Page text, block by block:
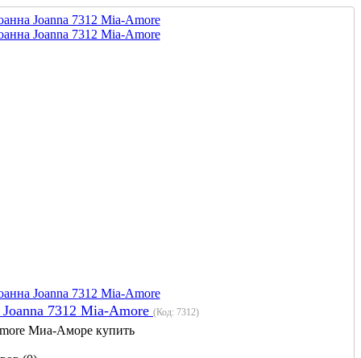
7312 Mia-Amore (Код: 7312)
Миа-Аморе купить